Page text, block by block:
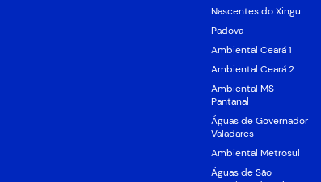
Nascentes do Xingu
Padova
Ambiental Ceará 1
Ambiental Ceará 2
Ambiental MS
Pantanal
Águas de Governador
Valadares
Ambiental Metrosul
Águas de São